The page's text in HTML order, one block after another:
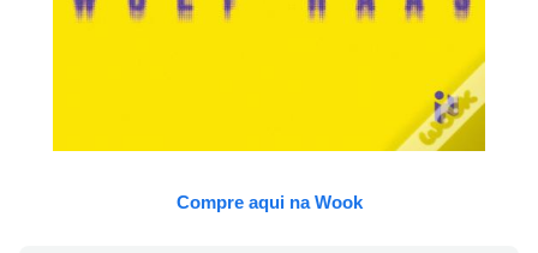
Compre aqui na Wook